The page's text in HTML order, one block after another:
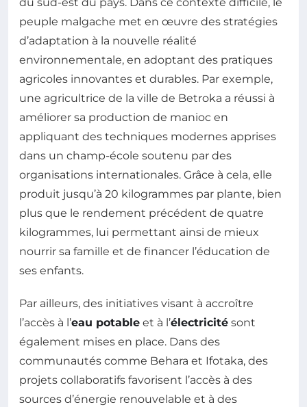
peuple malgache met en œuvre des stratégies
d’adaptation à la nouvelle réalité
environnementale, en adoptant des pratiques
agricoles innovantes et durables. Par exemple,
une agricultrice de la ville de Betroka a réussi à
améliorer sa production de manioc en
appliquant des techniques modernes apprises
dans un champ-école soutenu par des
organisations internationales. Grâce à cela, elle
produit jusqu’à 20 kilogrammes par plante, bien
plus que le rendement précédent de quatre
kilogrammes, lui permettant ainsi de mieux
nourrir sa famille et de financer l’éducation de
ses enfants.
Par ailleurs, des initiatives visant à accroître
l’accès à l’eau potable et à l’électricité sont
également mises en place. Dans des
communautés comme Behara et Ifotaka, des
projets collaboratifs favorisent l’accès à des
sources d’énergie renouvelable et à des